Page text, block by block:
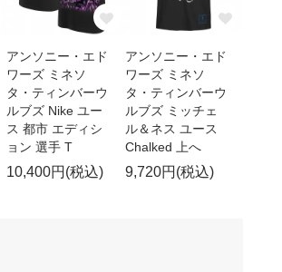
アンソニー・エド
ワーズ ミネソ
タ・ティンバーウ
ルブズ Nike ユー
ス 都市 エディシ
ョン 選手 T
10,400円(税込)
アンソニー・エド
ワーズ ミネソ
タ・ティンバーウ
ルブズ ミッチェ
ル＆ネス ユース
Chalked 上へ
9,720円(税込)